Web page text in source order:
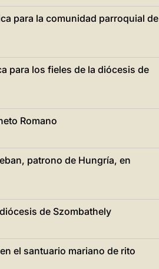
para la comunidad parroquial de
para los fieles de la diócesis de
Romano
patrono de Hungría, en
de Szombathely
el santuario mariano de rito